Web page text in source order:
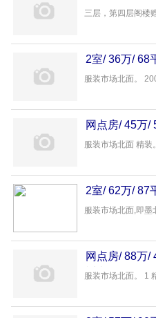
三层，第四层阁楼
2室/ 36万/ 68
服装市场北面。
网点房/ 45万/
服装市场北面 精装
2室/ 62万/ 87
服装市场北面,即墨
网点房/ 88万/
服装市场北面。 1